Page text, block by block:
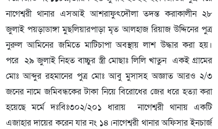
নাগেশ্বরী থানার এসআই আশরাফুৎদৌলা তদন্ত করাকালীন ২৮
জুলাই পয়ড়াডাঙ্গা মুছলিয়ারপাড়া মৃত আলহাজ রিয়াজ উদ্দিনের পুত্র
নুরুল আমিনের জমিতে মাটিচাপা অবস্থায় লাশ উদ্ধার করা হয়।
পরে ২৯ জুলাই নিহত বাচ্চুর স্ত্রী মোছাঃ লিলি খাতুন একই গ্রামের
মোঃ আব্দুর রহমানের পুত্র মোঃ আবু মুসাসহ অজ্ঞাত আরও ২/৩
জনের নামে জমিবন্ধকের টাকা নিয়ে বিরোধের জের ধরে হত্যা করা
হয়েছে মর্মে দঃবিঃ৩০২/২০১ ধারায় নাগেশ্বরী থানায় একটি
এজাহার দায়ের করেন যার নং ১৪।নাগেশ্বরী থানার অফিসার ইনচার্জ